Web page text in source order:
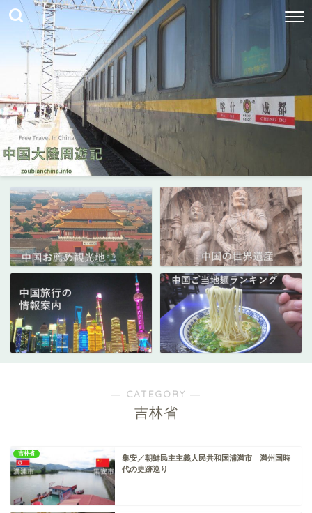
― CATEGORY ―
吉林省
吉林省
集安／朝鮮民主主義人民共和国浦満市 満州国時
代の史跡巡り